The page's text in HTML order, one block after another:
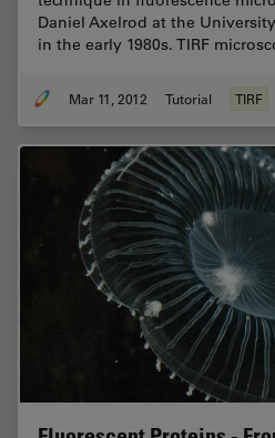
Daniel Axelrod at the
in the early 1980s. TIRF
Mar 11, 2012 Tutorial TIRF